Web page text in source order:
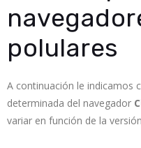
polulares
A continuación le indicamos
determinada del navegador
variar en función de la